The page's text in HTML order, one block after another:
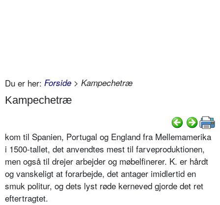
Du er her: Forside > Kampechetræ
Kampechetræ
kom til Spanien, Portugal og England fra Mellemamerika
i 1500-tallet, det anvendtes mest til farveproduktionen,
men også til drejer arbejder og møbelfinerer. K. er hårdt
og vanskeligt at forarbejde, det antager imidlertid en
smuk politur, og dets lyst røde kerneved gjorde det ret
eftertragtet.